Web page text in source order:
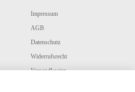
Impressum
AGB
Datenschutz
Widerrufsrecht
Versandkosten